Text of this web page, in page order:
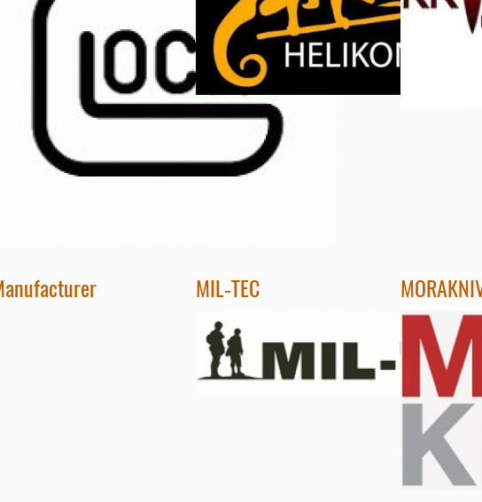
MIL-TEC